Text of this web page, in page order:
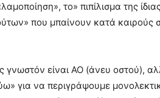
το» πιπίλισμα της
που μπαίνουν κατά καιρούς
είναι ΑΟ (άνευ οστού),
για να περιγράψουμε